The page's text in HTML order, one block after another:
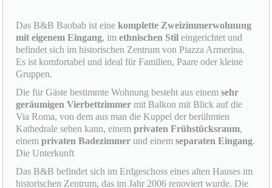
Das B&B Baobab ist einekomplette Zweizimmerwohnung
mit eigenem Eingang, imethnischen Stil eingerichtet und
befindet sich im historischen Zentrum von Piazza Armerina.
Es ist komfortabel und ideal für Familien, Paare oder kleine
Gruppen.
Die für Gäste bestimmte Wohnung besteht aus einemsehr
geräumigen Vierbettzimmer mit Balkon mit Blick auf die
Via Roma, von dem aus man die Kuppel der berühmten
Kathedrale sehen kann, einemprivaten Frühstücksraum,
einemprivaten Badezimmer und einemseparaten Eingang.
Die Unterkunft
Das B&B befindet sich im Erdgeschoss eines alten Hauses im
historischen Zentrum, das im Jahr 2006 renoviert wurde. Die